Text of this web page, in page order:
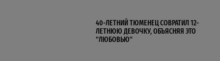
40-ЛЕТНИЙ ТЮМЕНЕЦ СОВРАТИЛ 12-
ЛЕТНЮЮ ДЕВОЧКУ, ОБЪЯСНЯЯ ЭТО
"ЛЮБОВЬЮ"